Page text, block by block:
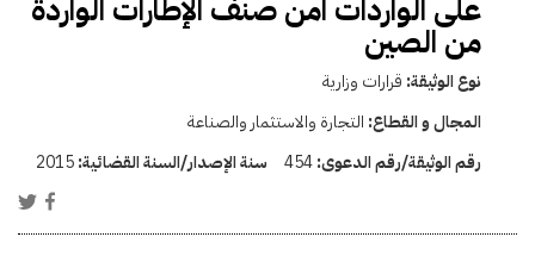
على الواردات امن صنف الإطارات الواردة
من الصين
نوع الوثيقة: قرارات وزارية
المجال و القطاع: التجارة والاستثمار والصناعة
رقم الوثيقة/رقم الدعوى:454 سنة الإصدار/السنة القضائية:2015